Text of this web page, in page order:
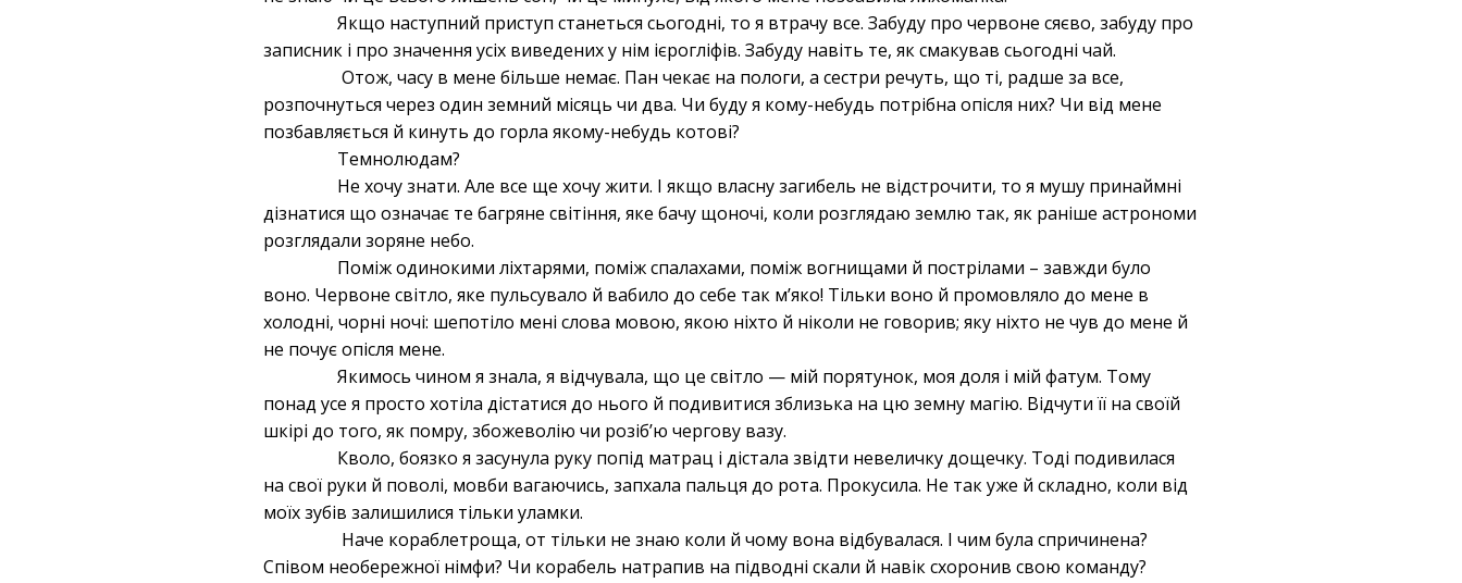
Якщо наступний приступ станеться сьогодні, то я втрачу все. Забуду про червоне сяєво, забуду про
записник і про значення усіх виведених у нім ієрогліфів. Забуду навіть те, як смакував сьогодні чай.
Отож, часу в мене більше немає. Пан чекає на пологи, а сестри речуть, що ті, радше за все,
розпочнуться через один земний місяць чи два. Чи буду я кому-небудь потрібна опісля них? Чи від мене
позбавляється й кинуть до горла якому-небудь котові?
Темнолюдам?
Не хочу знати. Але все ще хочу жити. І якщо власну загибель не відстрочити, то я мушу принаймні
дізнатися що означає те багряне світіння, яке бачу щоночі, коли розглядаю землю так, як раніше астрономи
розглядали зоряне небо.
Поміж одинокими ліхтарями, поміж спалахами, поміж вогнищами й пострілами – завжди було
воно. Червоне світло, яке пульсувало й вабило до себе так м’яко! Тільки воно й промовляло до мене в
холодні, чорні ночі: шепотіло мені слова мовою, якою ніхто й ніколи не говорив; яку ніхто не чув до мене й
не почує опісля мене.
Якимось чином я знала, я відчувала, що це світло — мій порятунок, моя доля і мій фатум. Тому
понад усе я просто хотіла дістатися до нього й подивитися зблизька на цю земну магію. Відчути її на своїй
шкірі до того, як помру, збожеволію чи розіб’ю чергову вазу.
Кволо, боязко я засунула руку попід матрац і дістала звідти невеличку дощечку. Тоді подивилася
на свої руки й поволі, мовби вагаючись, запхала пальця до рота. Прокусила. Не так уже й складно, коли від
моїх зубів залишилися тільки уламки.
Наче кораблетроща, от тільки не знаю коли й чому вона відбувалася. І чим була спричинена?
Співом необережної німфи? Чи корабель натрапив на підводні скали й навік схоронив свою команду?